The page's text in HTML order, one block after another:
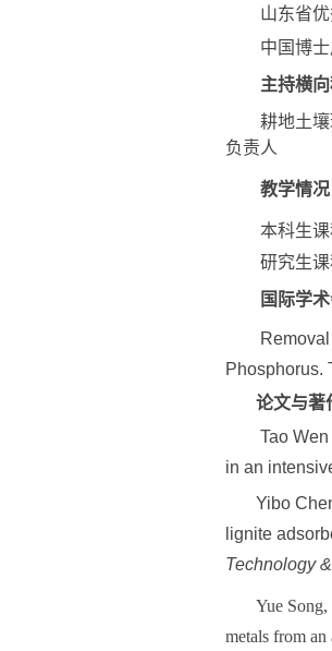
山东省
中国博
主持横
耕地土
负责人
教学情况
本科生
研究生
国际学
Phosphorus.
论文与著
Tao
in an
Yibo
lignite
Technology
Yue
metals from